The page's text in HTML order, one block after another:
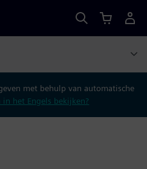
met behulp van automatische
in het Engels bekijken?